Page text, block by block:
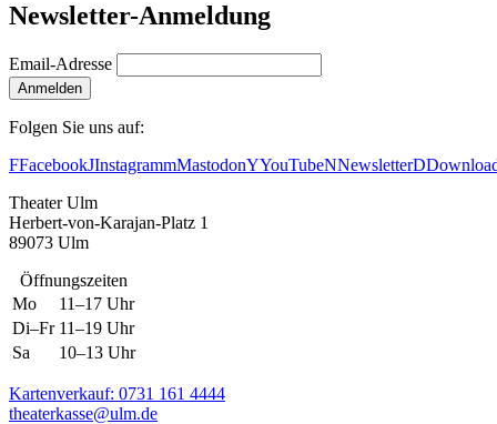
Newsletter-Anmeldung
Email-Adresse
Anmelden
Folgen Sie uns auf:
FFacebookJInstagrammMastodonYYouTubeNNewsletterD
Theater Ulm
Herbert-von-Karajan-Platz 1
89073 Ulm
Öffnungszeiten
Mo
11–17 Uhr
Di–Fr 11–19 Uhr
Sa
10–13 Uhr
Kartenverkauf: 0731 161 4444
theaterkasse@ulm.de